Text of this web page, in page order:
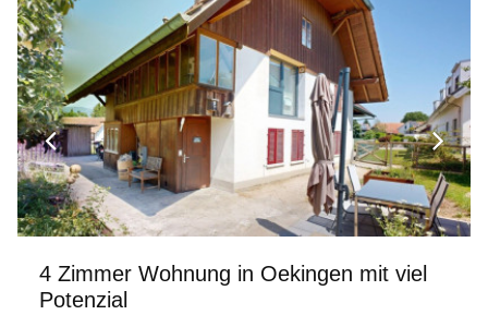
4 Zimmer Wohnung in Oekingen mit viel
Potenzial